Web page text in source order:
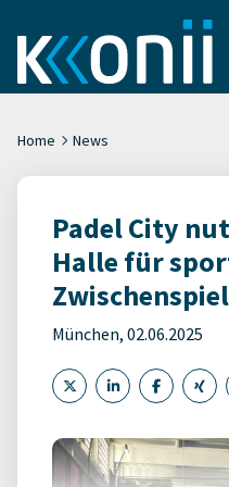
Home News
Padel City
Halle für
Zwischenspiel
München, 02.06.2025